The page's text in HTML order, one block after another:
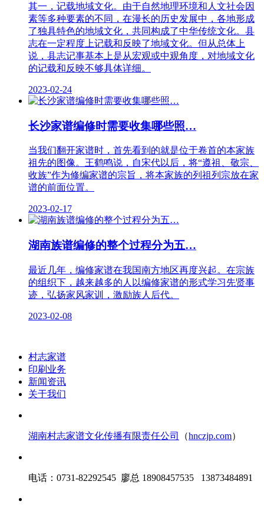
其一，记载地域文化。由于自然地理环境和人文社会因
素等多种要素的不同，在漫长的历史发展中，各地形成
了独具特色的地域文化，共同构成了中华传统文化。县
志在一定程度上记载和反映了地域文化。但从总体上
说，县志记事基本上是从宏观或中观角度，对地域文化
的记载和反映不够具体详细。
2023-02-24
长沙家谱编修时需要收集哪些照…
当我们翻开家谱时，首先看到的就是位于卷首的本家族
祖先的图像。王鹤鸣说，自宋代以后，将“遵祖、敬宗、
收族”作为修编家谱的宗旨，将本家族的列祖列宗放在家
谱的前面位置。
2023-02-17
湖南族谱编修的整个过程分为五…
最近几年，编修家谱在我国南方地区再度兴起。在宗族
的组织下，越来越多的人以编修家谱的形式学习先贤事
迹，弘扬家风家训，激励族人后代。
2023-02-08
村志家谱
印刷业务
新闻资讯
关于我们
湖南村志家谱文化传播有限责任公司 （hnczjp.com）
电话：0731-82292545 廖总 18908457535 13873484891